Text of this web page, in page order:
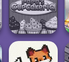
Jigsaw Puzzle
XMas